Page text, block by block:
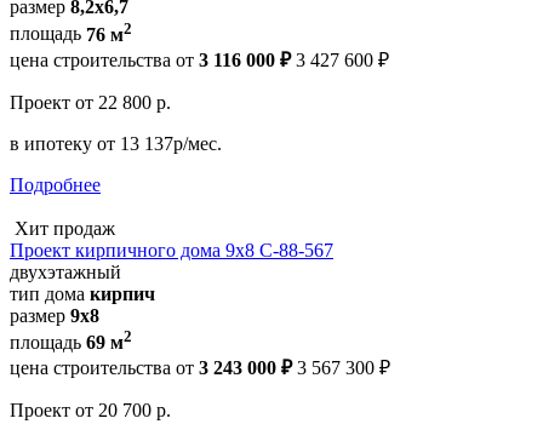
размер 8,2х6,7
площадь 76 м2
цена строительства от 3 116 000 ₽ 3 427 600 ₽
Проект от 22 800 р.
в ипотеку от 13 137р/мес.
Подробнее
Хит продаж
Проект кирпичного дома 9х8 С-88-567
двухэтажный
тип дома кирпич
размер 9х8
площадь 69 м2
цена строительства от 3 243 000 ₽ 3 567 300 ₽
Проект от 20 700 р.